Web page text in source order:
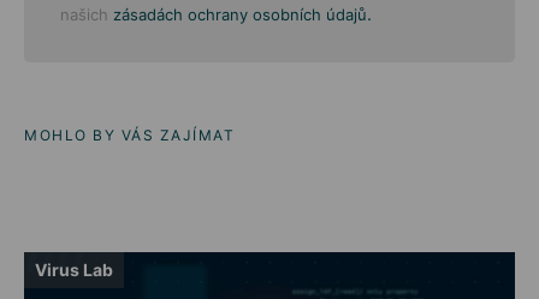
našich zásadách ochrany osobních údajů.
MOHLO BY VÁS ZAJÍMAT
Virus Lab